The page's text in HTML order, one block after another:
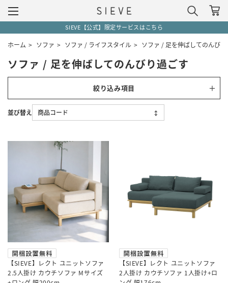
SIEVE【公式】限定サービスはこちら
ホーム > ソファ > ソファ / ライフスタイル > ソファ / 足を伸ばしてのんび
ソファ / 足を伸ばしてのんびり過ごす
絞り込み項目
【SIEVE】レクト ユニットソファ
2.5人掛け カウチソファ Mサイズ
【SIEVE】レクト ユニットソファ
2人掛け カウチソファ 1人掛け+ロ